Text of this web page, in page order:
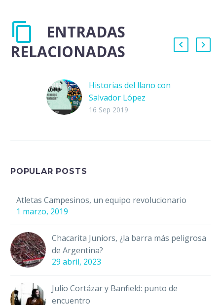
ENTRADAS
RELACIONADAS
Historias del llano con
Salvador López
Estamos con el artista
16 Sep 2019
POPULAR POSTS
Atletas Campesinos, un equipo revolucionario
1 marzo, 2019
Chacarita Juniors, ¿la barra más peligrosa
de Argentina?
29 abril, 2023
Julio Cortázar y Banfield: punto de
encuentro